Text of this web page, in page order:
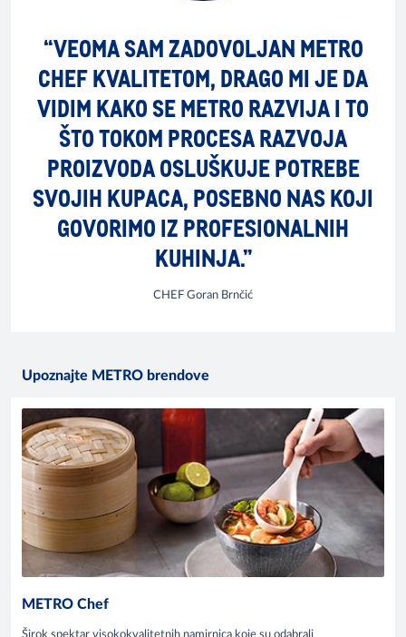
“VEOMA SAM ZADOVOLJAN METRO
CHEF KVALITETOM, DRAGO MI JE DA
VIDIM KAKO SE METRO RAZVIJA I TO
ŠTO TOKOM PROCESA RAZVOJA
PROIZVODA OSLUŠKUJE POTREBE
SVOJIH KUPACA, POSEBNO NAS KOJI
GOVORIMO IZ PROFESIONALNIH
KUHINJA.”
CHEF Goran Brnčić
Upoznajte METRO brendove
METRO Chef